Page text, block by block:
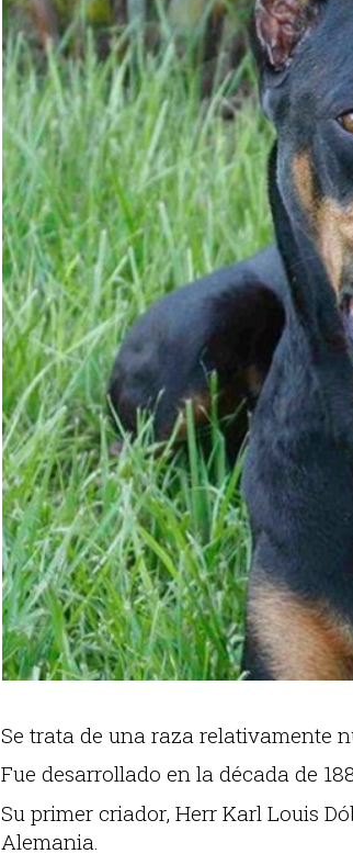
Se trata de una raza relativamente
Fue desarrollado en la década de
Su primer criador, Herr Karl Louis
Alemania.